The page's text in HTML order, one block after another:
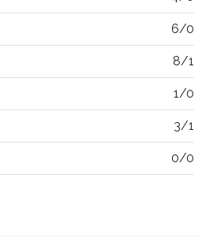
6/0
8/1
1/0
3/1
0/0